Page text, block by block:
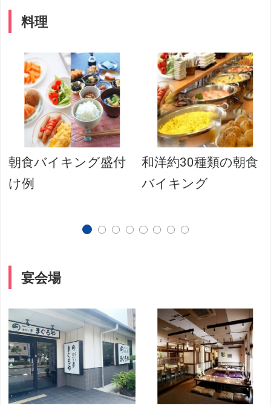
料理
朝食バイキング盛付
け例
和洋約30種類の朝食
バイキング
宴会場